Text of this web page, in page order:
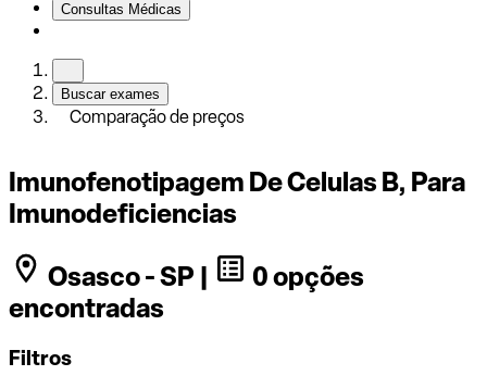
Consultas Médicas
Buscar exames
Comparação de preços
Imunofenotipagem De Celulas B, Para
Imunodeficiencias
Osasco - SP |
0 opções
encontradas
Filtros